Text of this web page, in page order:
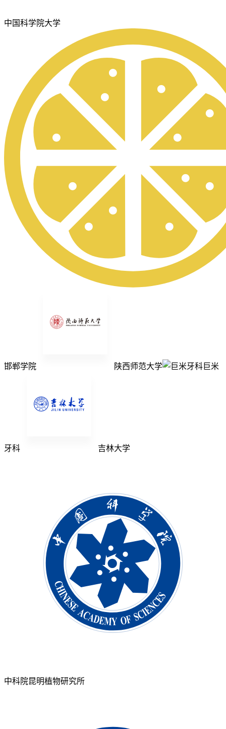
中国科学院大学
邯郸学院 陕西师范大学 巨米
牙科 吉林大学
中科院昆明植物研究所